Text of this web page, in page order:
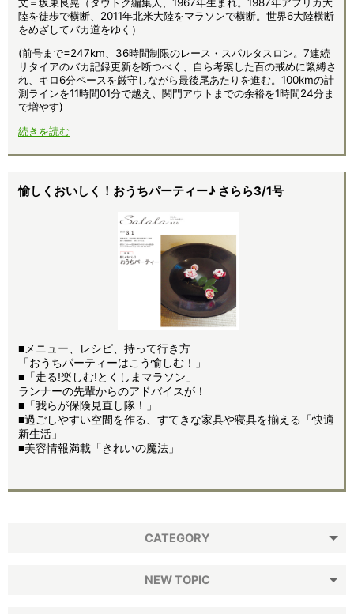
陸を徒歩で横断、2011年北米大陸をマラソンで横断。世界6大陸横断
をめざしてバカ道をゆく）
(前号まで=247km、36時間制限のレース・スパルタスロン。7連続
リタイアのバカ記録更新を断つべく、自ら考案した百の戒めに緊縛さ
れ、キロ6分ペースを厳守しながら最後尾あたりを進む。100kmの計
測ラインを11時間01分で越え、関門アウトまでの余裕を1時間24分ま
で増やす)
続きを読む
愉しくおいしく！おうちパーティー♪ さらら3/1号
■メニュー、レシピ、持って行き方…
「おうちパーティーはこう愉しむ！」
■「走る!楽しむ!とくしまマラソン」
ランナーの先輩からのアドバイスが！
■「我らが保険見直し隊！」
■過ごしやすい空間を作る、すてきな家具や寝具を揃える「快適
新生活」
■美容情報満載「きれいの魔法」
CATEGORY
NEW TOPIC